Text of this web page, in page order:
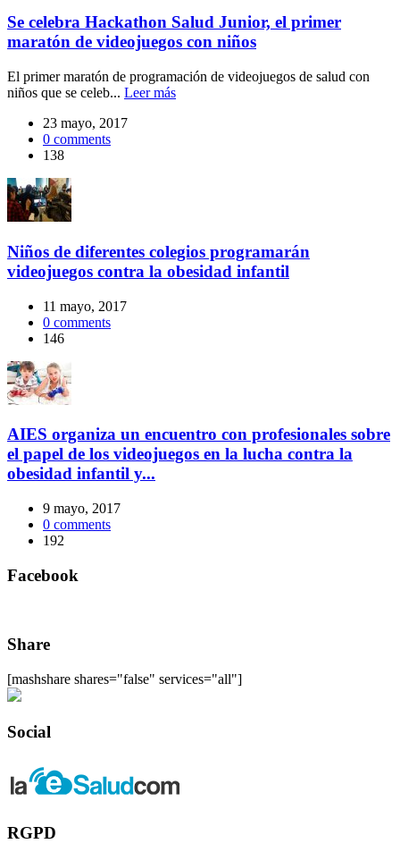
Se celebra Hackathon Salud Junior, el primer
maratón de videojuegos con niños
El primer maratón de programación de videojuegos de salud con
niños que se celeb... Leer más
23 mayo, 2017
0 comments
138
Niños de diferentes colegios programarán
videojuegos contra la obesidad infantil
11 mayo, 2017
0 comments
146
AIES organiza un encuentro con profesionales sobre
el papel de los videojuegos en la lucha contra la
obesidad infantil y...
9 mayo, 2017
0 comments
192
Facebook
Share
[mashshare shares="false" services="all"]
Social
RGPD